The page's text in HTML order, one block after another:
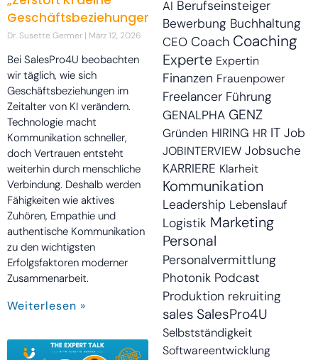
Geschäftsbeziehungen?“
Dr. Susette Germer März 12, 2026
Bei SalesPro4U beobachten
wir täglich, wie sich
Geschäftsbeziehungen im
Zeitalter von KI verändern.
Technologie macht
Kommunikation schneller,
doch Vertrauen entsteht
weiterhin durch menschliche
Verbindung. Deshalb werden
Fähigkeiten wie aktives
Zuhören, Empathie und
authentische Kommunikation
zu den wichtigsten
Erfolgsfaktoren moderner
Zusammenarbeit.
Weiterlesen »
AI Berufseinsteiger
Bewerbung Buchhaltung
CEO Coach Coaching
Experte Expertin
Finanzen Frauenpower
Freelancer Führung
GENALPHA GENZ
Gründen HIRING HR IT Job
JOBINTERVIEW Jobsuche
KARRIERE Klarheit
Kommunikation
Leadership Lebenslauf
Logistik Marketing
Personal
Personalvermittlung
Photonik Podcast
Produktion rekruiting
sales SalesPro4U
Selbstständigkeit
Softwareentwicklung